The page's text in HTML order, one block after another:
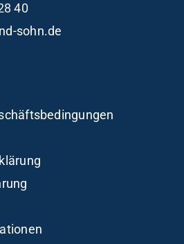
40
sohn.de